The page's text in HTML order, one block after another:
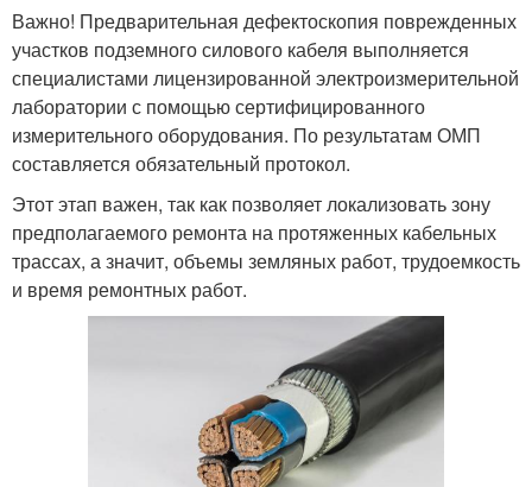
Важно! Предварительная дефектоскопия поврежденных
участков подземного силового кабеля выполняется
специалистами лицензированной электроизмерительной
лаборатории с помощью сертифицированного
измерительного оборудования. По результатам ОМП
составляется обязательный протокол.
Этот этап важен, так как позволяет локализовать зону
предполагаемого ремонта на протяженных кабельных
трассах, а значит, объемы земляных работ, трудоемкость
и время ремонтных работ.